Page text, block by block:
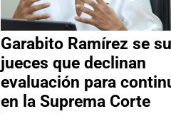
Garabito Ramírez se
jueces que declinan
evaluación para
en la Suprema Corte